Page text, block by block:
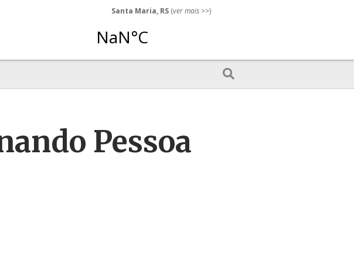
Santa Maria, RS (ver mais >>)
Pessoa